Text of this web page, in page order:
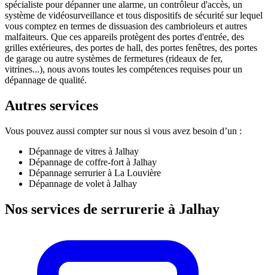
spécialiste pour dépanner une alarme, un contrôleur d'accès, un
système de vidéosurveillance et tous dispositifs de sécurité sur lequel
vous comptez en termes de dissuasion des cambrioleurs et autres
malfaiteurs. Que ces appareils protègent des portes d'entrée, des
grilles extérieures, des portes de hall, des portes fenêtres, des portes
de garage ou autre systèmes de fermetures (rideaux de fer,
vitrines...), nous avons toutes les compétences requises pour un
dépannage de qualité.
Autres services
Vous pouvez aussi compter sur nous si vous avez besoin d’un :
Dépannage de vitres à Jalhay
Dépannage de coffre-fort à Jalhay
Dépannage serrurier à La Louvière
Dépannage de volet à Jalhay
Nos services de serrurerie à Jalhay